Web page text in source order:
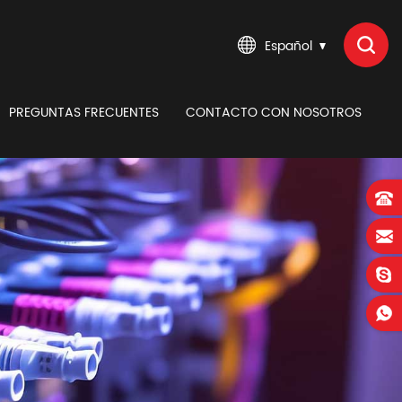
Español
PREGUNTAS FRECUENTES CONTACTO CON NOSOTROS